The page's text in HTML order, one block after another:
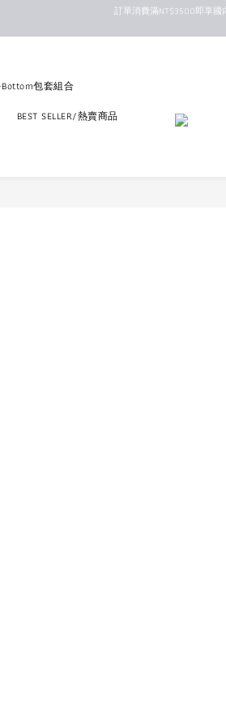
新馬港澳順豐到付配送
包套組合
BEST SELLER/熱賣商品